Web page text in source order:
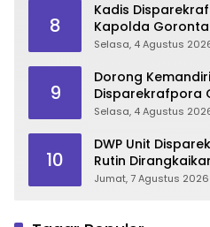
8
Kadis
Kapolda
Sukseskan
Selasa, 4 Agustus
9
Dorong
Disparekrafpora
Para Aleg Deprov
Selasa, 4 Agustus
10
DWP Unit
Rutin
Stres
Jumat, 7 Agustus 2026